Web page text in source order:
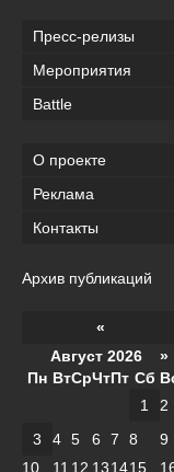
Пресс-релизы
Мероприятия
Battle
О проекте
Реклама
Контакты
Архив публикаций
«
Август 2026 »
Пн ВтСрЧтПт Сб
1
2
3
4 5 6 7 8
9
10
11 12 131415